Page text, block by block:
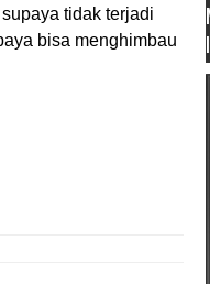
tidak terjadi
bisa menghimbau